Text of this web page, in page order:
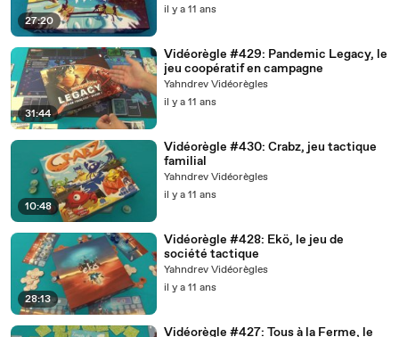
27:20
il y a 11 ans
31:44
Vidéorègle #429: Pandemic Legacy, le
jeu coopératif en campagne
Yahndrev Vidéorègles
il y a 11 ans
10:48
Vidéorègle #430: Crabz, jeu tactique
familial
Yahndrev Vidéorègles
il y a 11 ans
28:13
Vidéorègle #428: Ekö, le jeu de
société tactique
Yahndrev Vidéorègles
il y a 11 ans
Vidéorègle #427: Tous à la Ferme, le